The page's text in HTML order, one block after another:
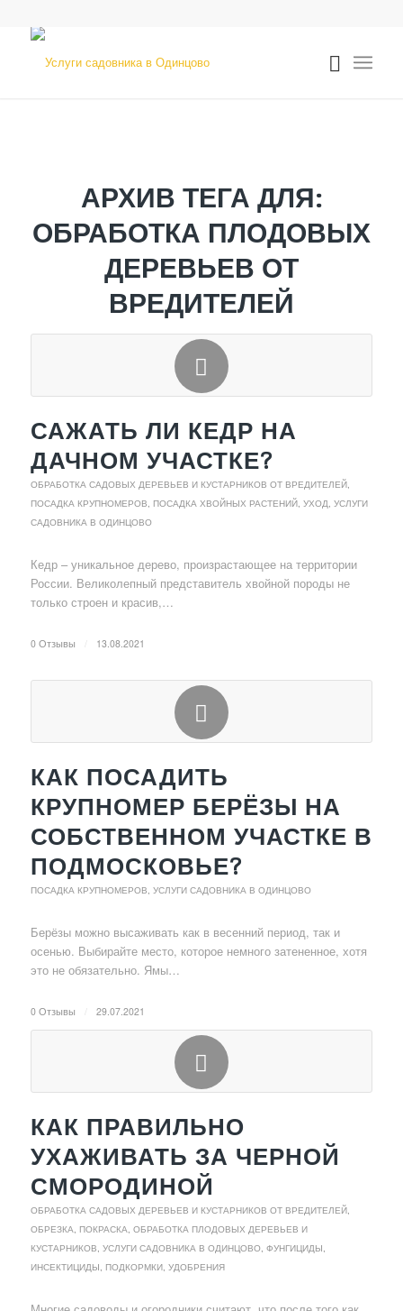
АРХИВ ТЕГА ДЛЯ:
ОБРАБОТКА ПЛОДОВЫХ
ДЕРЕВЬЕВ ОТ
ВРЕДИТЕЛЕЙ
САЖАТЬ ЛИ КЕДР НА
ДАЧНОМ УЧАСТКЕ?
ОБРАБОТКА САДОВЫХ ДЕРЕВЬЕВ И КУСТАРНИКОВ ОТ ВРЕДИТЕЛЕЙ,
ПОСАДКА КРУПНОМЕРОВ
ПОСАДКА ХВОЙНЫХ РАСТЕНИЙ, УХОД УСЛУГИ
САДОВНИКА В ОДИНЦОВО
Кедр – уникальное дерево, произрастающее на территории
России. Великолепный представитель хвойной породы не
только строен и красив,…
0 Отзывы 13.08.2021
КАК ПОСАДИТЬ
КРУПНОМЕР БЕРЁЗЫ НА
СОБСТВЕННОМ УЧАСТКЕ В
ПОДМОСКОВЬЕ?
ПОСАДКА КРУПНОМЕРОВ УСЛУГИ САДОВНИКА В ОДИНЦОВО
Берёзы можно высаживать как в весенний период, так и
осенью. Выбирайте место, которое немного затененное, хотя
это не обязательно. Ямы…
0 Отзывы 29.07.2021
КАК ПРАВИЛЬНО
УХАЖИВАТЬ ЗА ЧЕРНОЙ
СМОРОДИНОЙ
ОБРАБОТКА САДОВЫХ ДЕРЕВЬЕВ И КУСТАРНИКОВ ОТ ВРЕДИТЕЛЕЙ,
ОБРЕЗКА, ПОКРАСКА, ОБРАБОТКА ПЛОДОВЫХ ДЕРЕВЬЕВ И
КУСТАРНИКОВ УСЛУГИ САДОВНИКА В ОДИНЦОВО, ФУНГИЦИДЫ,
ИНСЕКТИЦИДЫ, ПОДКОРМКИ, УДОБРЕНИЯ